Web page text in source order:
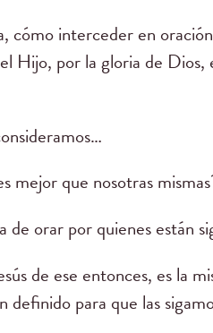
cómo interceder en
Hijo, por la gloria de
mejor que nosotras
orar por quienes están
de ese entonces, es la
para que las